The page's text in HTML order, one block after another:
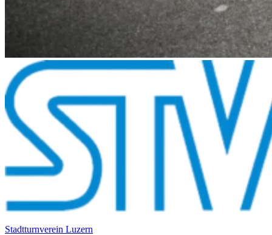
Stadtturnverein Luzern